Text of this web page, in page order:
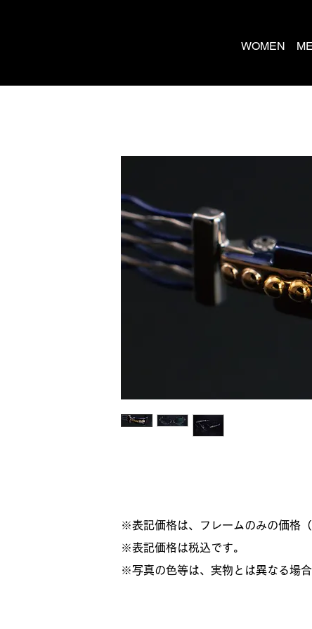
WOMEN
※表記価格は、フレームのみの価格
​※表記価格は税込です。
※写真の色等は、実物とは異なる場